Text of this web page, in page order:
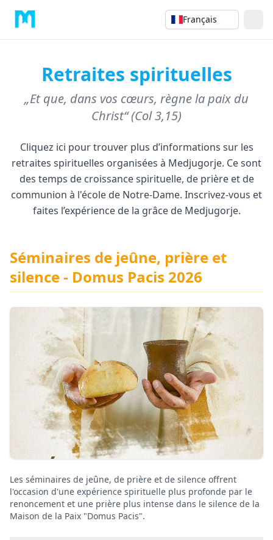
Français
Retraites spirituelles
„Et que, dans vos cœurs, règne la paix du
Christ“ (Col 3,15)
Cliquez ici pour trouver plus d’informations sur les
retraites spirituelles organisées à Medjugorje. Ce sont
des temps de croissance spirituelle, de prière et de
communion à l'école de Notre-Dame. Inscrivez-vous et
faites l’expérience de la grâce de Medjugorje.
Séminaires de jeûne, prière et
silence - Domus Pacis 2026
Les séminaires de jeûne, de prière et de silence offrent
l'occasion d'une expérience spirituelle plus profonde par le
renoncement et une prière plus intense dans le silence de la
Maison de la Paix "Domus Pacis".